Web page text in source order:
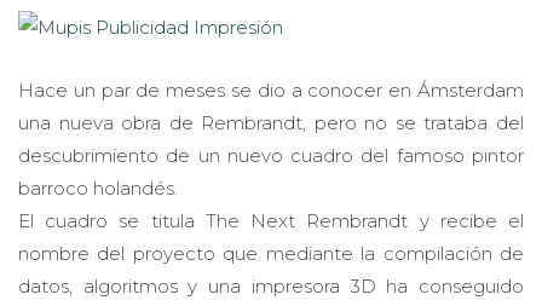
Hace un par de meses se dio a conocer en Ámsterdam
una nueva obra de Rembrandt, pero no se trataba del
descubrimiento de un nuevo cuadro del famoso pintor
barroco holandés.
El cuadro se titula The Next Rembrandt y recibe el
nombre del proyecto que mediante la compilación de
datos, algoritmos y una impresora 3D ha conseguido